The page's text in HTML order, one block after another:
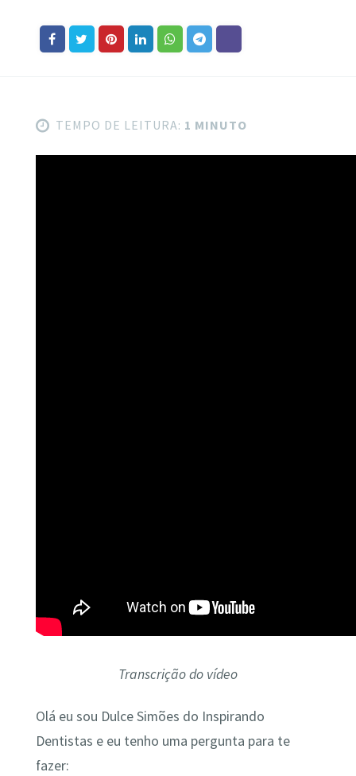
TEMPO DE LEITURA: 1 MINUTO
Transcrição do vídeo
Olá eu sou Dulce Simões do Inspirando
Dentistas e eu tenho uma pergunta para te
fazer: